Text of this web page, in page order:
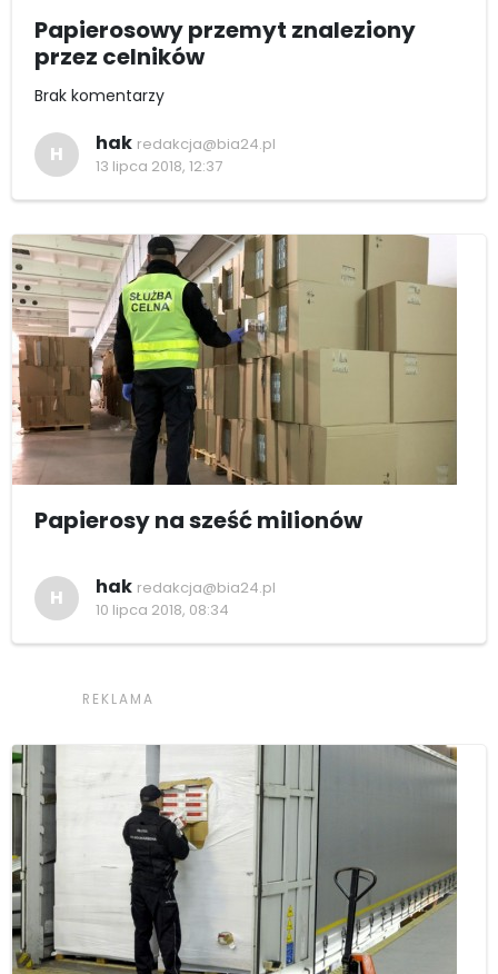
Papierosowy przemyt znaleziony
przez celników
Brak komentarzy
H hak redakcja@bia24.pl
13 lipca 2018, 12:37
Papierosy na sześć milionów
H hak redakcja@bia24.pl
10 lipca 2018, 08:34